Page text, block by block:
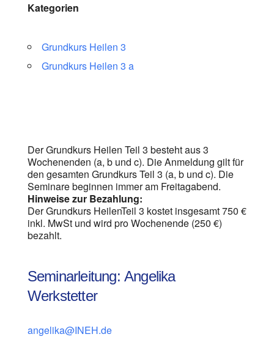
Kategorien
Grundkurs Heilen 3
Grundkurs Heilen 3 a
Der Grundkurs Heilen Teil 3 besteht aus 3
Wochenenden (a, b und c). Die Anmeldung gilt für
den gesamten Grundkurs Teil 3 (a, b und c). Die
Seminare beginnen immer am Freitagabend.
Hinweise zur Bezahlung:
Der Grundkurs HeilenTeil 3 kostet insgesamt 750 €
inkl. MwSt und wird pro Wochenende (250 €)
bezahlt.
Seminarleitung: Angelika
Werkstetter
angelika@INEH.de